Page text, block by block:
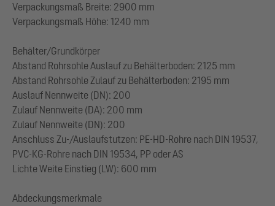
Verpackungsmaß Breite: 2900 mm
Verpackungsmaß Höhe: 1240 mm
Behälter/Grundkörper
Abstand Rohrsohle Auslauf zu Behälterboden: 2125 mm
Abstand Rohrsohle Zulauf zu Behälterboden: 2195 mm
Auslauf Nennweite (DN): 200
Zulauf Nennweite (DA): 200 mm
Zulauf Nennweite (DN): 200
Anschluss Zu-/Auslaufstutzen: PE-HD-Rohre nach DIN 19537,
PVC-KG-Rohre nach DIN 19534, PP oder AS
Lichte Weite Einstieg (LW): 600 mm
Abdeckungsmerkmale